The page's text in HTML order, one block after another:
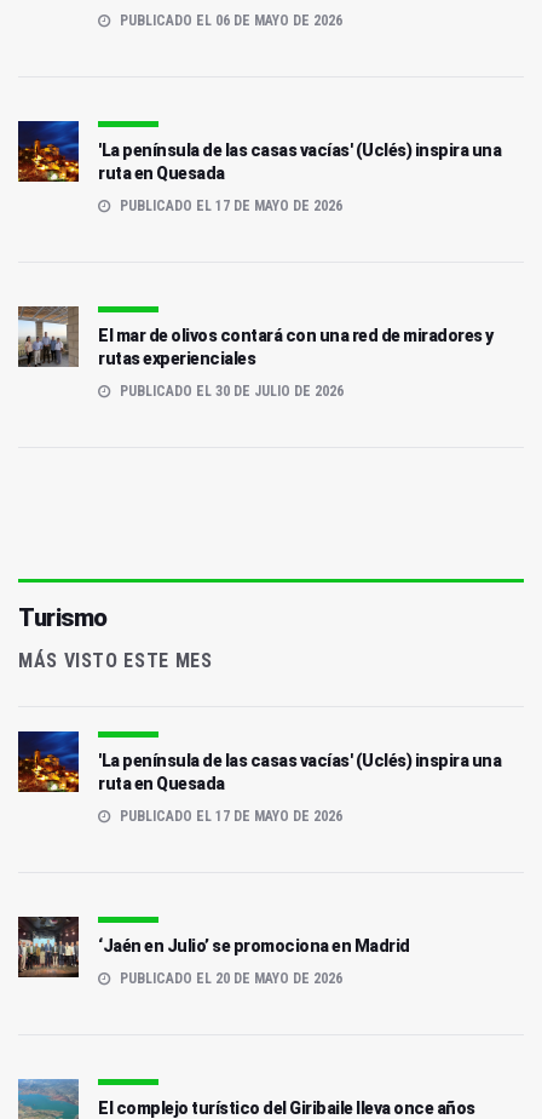
PUBLICADO EL 06 DE MAYO DE 2026
'La península de las casas vacías' (Uclés) inspira una
ruta en Quesada
PUBLICADO EL 17 DE MAYO DE 2026
El mar de olivos contará con una red de miradores y
rutas experienciales
PUBLICADO EL 30 DE JULIO DE 2026
Turismo
MÁS VISTO ESTE MES
'La península de las casas vacías' (Uclés) inspira una
ruta en Quesada
PUBLICADO EL 17 DE MAYO DE 2026
‘Jaén en Julio’ se promociona en Madrid
PUBLICADO EL 20 DE MAYO DE 2026
El complejo turístico del Giribaile lleva once años